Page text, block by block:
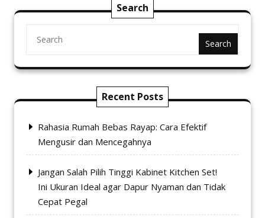
Search
Search
Recent Posts
Rahasia Rumah Bebas Rayap: Cara Efektif
Mengusir dan Mencegahnya
Jangan Salah Pilih Tinggi Kabinet Kitchen Set!
Ini Ukuran Ideal agar Dapur Nyaman dan Tidak
Cepat Pegal